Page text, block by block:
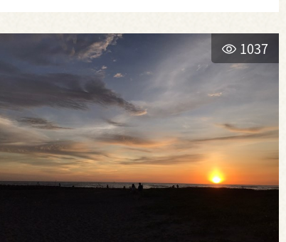
1037